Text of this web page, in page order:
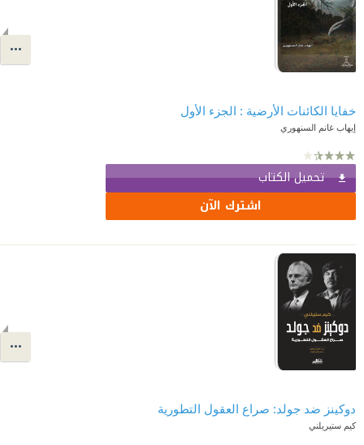
خفايا الكائنات الأرضية : الجزء الأول
إيهاب غانم السنهوري
تحميل الكتاب
اشترك الآن
دوكينز ضد جولد: صراع العقول التطورية
كيم ستيريلني